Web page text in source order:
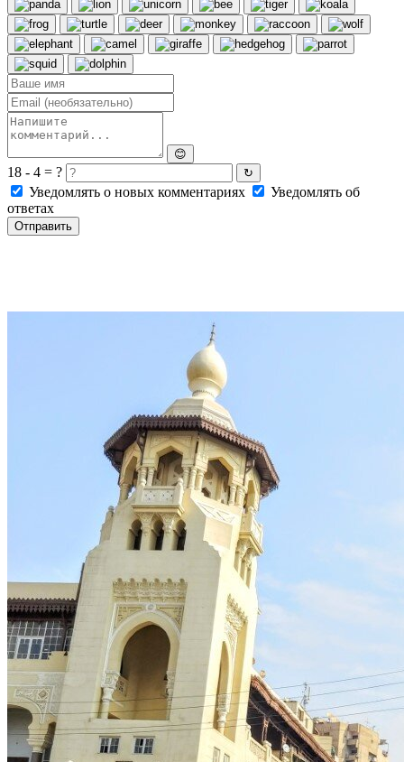
😊
18 - 4 = ? ↻
Уведомлять о новых комментариях
Уведомлять об
ответах
Отправить